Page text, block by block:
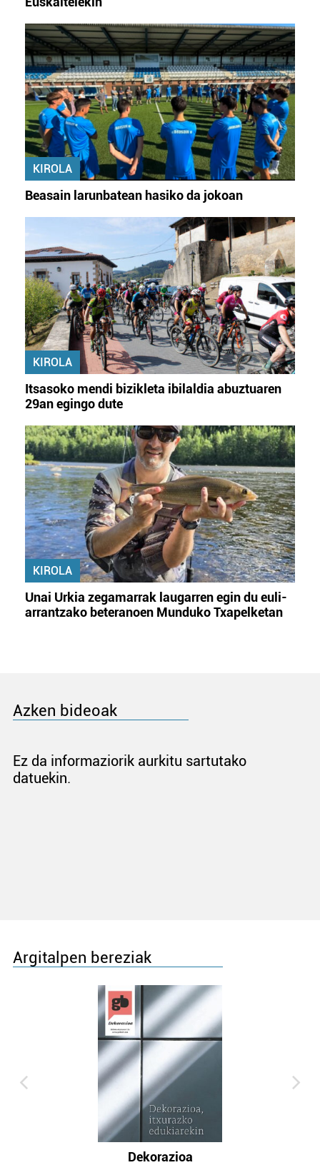
KIROLA
Beasain larunbatean hasiko da jokoan
KIROLA
Itsasoko mendi bizikleta ibilaldia abuztuaren
29an egingo dute
KIROLA
Unai Urkia zegamarrak laugarren egin du euli-
arrantzako beteranoen Munduko Txapelketan
Azken bideoak
Ez da informaziorik aurkitu sartutako
datuekin.
Argitalpen bereziak
Dekorazioa